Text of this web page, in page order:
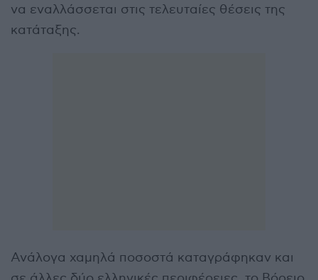
να εναλλάσσεται στις τελευταίες θέσεις της
κατάταξης.
Ανάλογα χαμηλά ποσοστά καταγράφηκαν και